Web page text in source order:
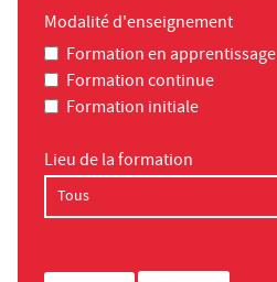
Modalité d'enseignement
Formation en apprentissage
Formation continue
Formation initiale
Lieu de la formation